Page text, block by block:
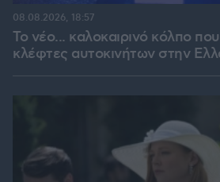
Το νέο... καλοκαιρινό κόλπο
κλέφτες αυτοκινήτων στην
08.08.2026, 18:57